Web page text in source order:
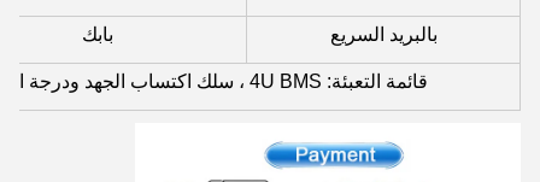
بالبريد السريع بابك
قائمة التعبئة: 4U BMS ، سلك اكتساب الجهد ودرجة الحرارة ، سلك المروحة وكابل الاتصال.